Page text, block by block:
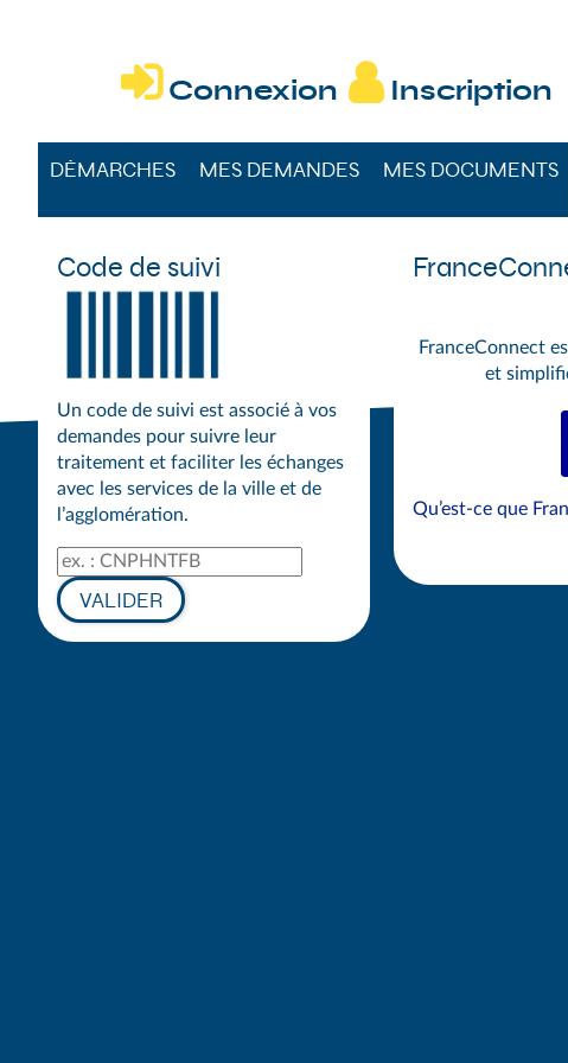
 Connexion  Inscription
DÉMARCHES MES DEMANDES MES DOCUMENTS
Code de suivi
Un code de suivi est associé à vos
demandes pour suivre leur
traitement et faciliter les échanges
avec les services de la ville et de
l’agglomération.
Code de suivi
VALIDER
FranceConnect
et
Qu’est-ce que